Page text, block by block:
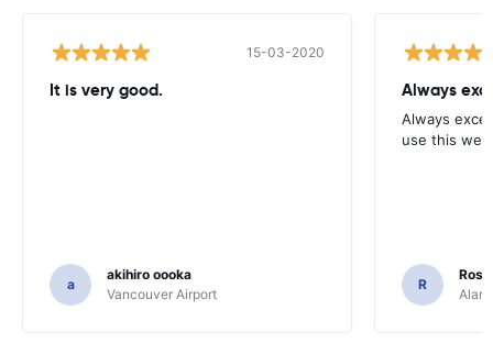
15-03-2020
It is very good.
a
akihiro oooka
Vancouver Airport
Always
Always
use this
R